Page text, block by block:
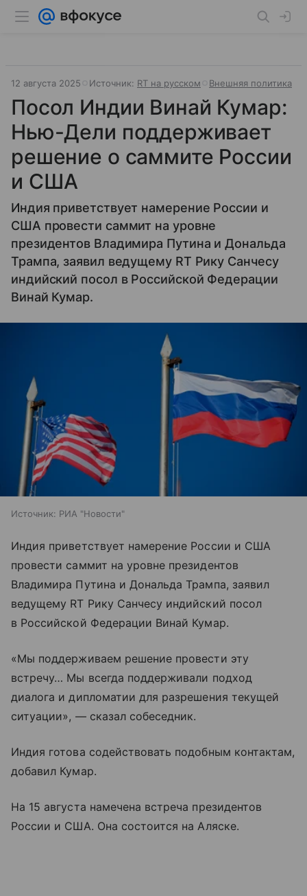
12 августа 2025 Источник: RT на русском Внешняя политика
Посол Индии Винай Кумар:
Нью-Дели поддерживает
решение о саммите России
и США
Индия приветствует намерение России и
США провести саммит на уровне
президентов Владимира Путина и Дональда
Трампа, заявил ведущему RT Рику Санчесу
индийский посол в Российской Федерации
Винай Кумар.
Источник: РИА "Новости"
Индия приветствует намерение России и США
провести саммит на уровне президентов
Владимира Путина и Дональда Трампа, заявил
ведущему RT Рику Санчесу индийский посол
в Российской Федерации Винай Кумар.
«Мы поддерживаем решение провести эту
встречу… Мы всегда поддерживали подход
диалога и дипломатии для разрешения текущей
ситуации», — сказал собеседник.
Индия готова содействовать подобным контактам,
добавил Кумар.
На 15 августа намечена встреча президентов
России и США. Она состоится на Аляске.